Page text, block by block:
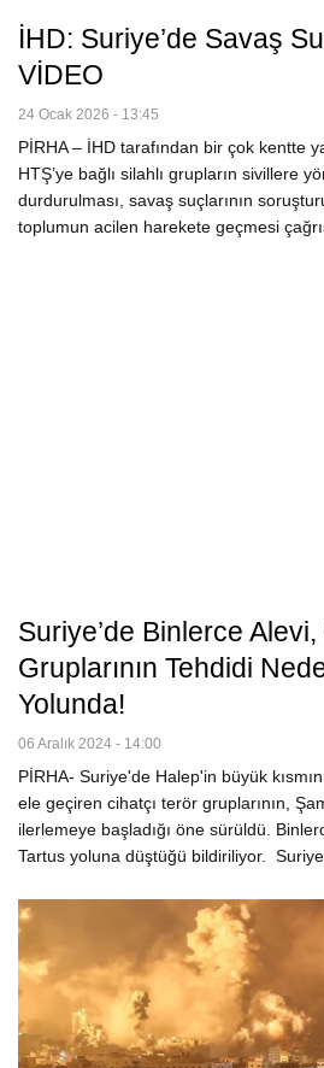
İHD: Suriye’de Savaş
VİDEO
24 Ocak 2026 - 13:45
PİRHA – İHD tarafından bir çok kentte
HTŞ’ye bağlı silahlı grupların sivillere
durdurulması, savaş suçlarının
toplumun acilen harekete geçmesi
Suriye’de Binlerce Alevi,
Gruplarının Tehdidi
Yolunda!
06 Aralık 2024 - 14:00
PİRHA- Suriye'de Halep'in büyük
ele geçiren cihatçı terör gruplarının,
ilerlemeye başladığı öne sürüldü.
Tartus yoluna düştüğü bildiriliyor.